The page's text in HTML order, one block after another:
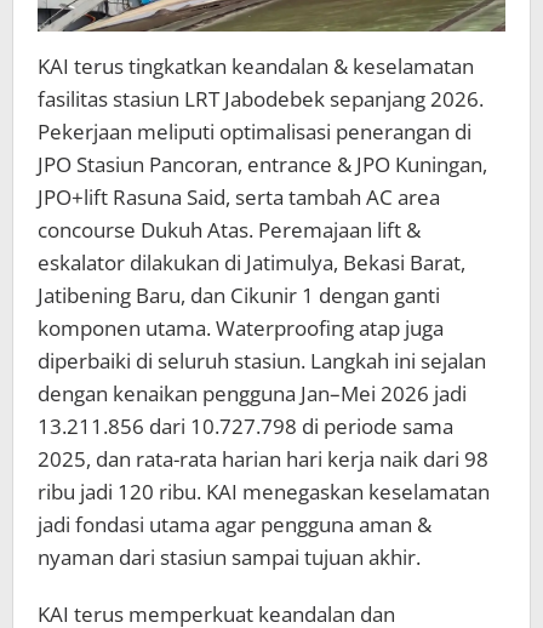
KAI terus tingkatkan keandalan & keselamatan
fasilitas stasiun LRT Jabodebek sepanjang 2026.
Pekerjaan meliputi optimalisasi penerangan di
JPO Stasiun Pancoran, entrance & JPO Kuningan,
JPO+lift Rasuna Said, serta tambah AC area
concourse Dukuh Atas. Peremajaan lift &
eskalator dilakukan di Jatimulya, Bekasi Barat,
Jatibening Baru, dan Cikunir 1 dengan ganti
komponen utama. Waterproofing atap juga
diperbaiki di seluruh stasiun. Langkah ini sejalan
dengan kenaikan pengguna Jan–Mei 2026 jadi
13.211.856 dari 10.727.798 di periode sama
2025, dan rata-rata harian hari kerja naik dari 98
ribu jadi 120 ribu. KAI menegaskan keselamatan
jadi fondasi utama agar pengguna aman &
nyaman dari stasiun sampai tujuan akhir.
KAI terus memperkuat keandalan dan